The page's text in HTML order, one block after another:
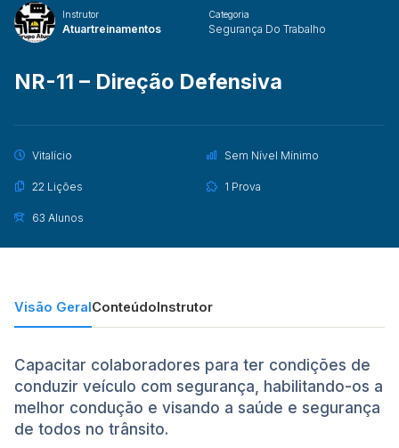
Instrutor
Atuartreinamentos
Categoria
Segurança Do Trabalho
NR-11 – Direção Defensiva
Vitalício Sem Nível Mínimo
22 Lições 1 Prova
63 Alunos
Visão GeralConteúdoInstrutor
Capacitar colaboradores para ter condições de
conduzir veículo com segurança, habilitando-os a
melhor condução e visando a saúde e segurança
de todos no trânsito.